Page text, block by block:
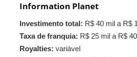
Information Planet
Investimento total: R$ 40 mil a R$
Taxa de franquia: R$ 25 mil a R$
Royalties: variável